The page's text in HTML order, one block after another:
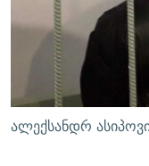
ᲛᲝᲚᲐᲞᲐᲠᲐᲙᲔ
ᲨᲘᲜ - ᲣᲪᲮᲝᲔᲗᲨᲘ
ᲚᲘᲢᲔᲠᲐᲢᲣᲠᲣᲚᲘ
ᲐᲛᲔᲠᲘᲙᲣᲚᲘ
ᲩᲔᲛᲘ ᲡᲘᲙᲕᲓᲘᲚᲘᲡ
11 ᲬᲔᲚᲘ - 11 ᲐᲛᲑᲐᲕᲘ
ᲡᲐᲞᲐᲠᲚᲐᲛᲔᲜᲢᲝ
ᲑᲐᲕᲨᲕᲔᲑᲘ
ᲒᲐᲛᲝᲘᲬᲔᲠᲔ
რთე/რთ-ის
ალექსანდრ